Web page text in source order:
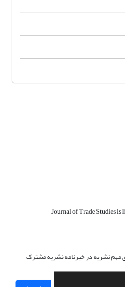
Journal of Trade Studies is
مهم نشریه در خبرنامه نشریه مشترک